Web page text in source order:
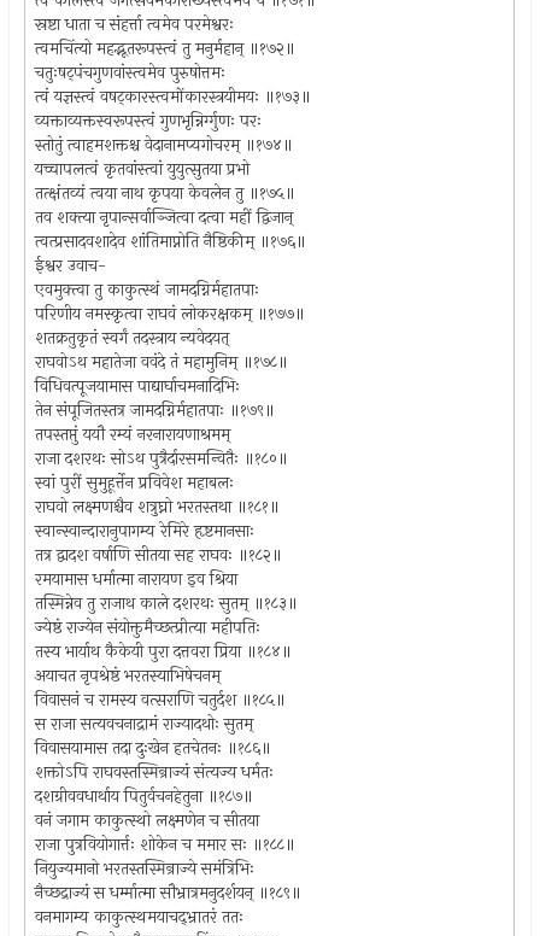
स्रष्टा धाता च संहर्त्ता त्वमेव परमेश्वरः
त्वमचिंत्यो महद्भूतरूपस्त्वं तु मनुर्महान् ॥१७२॥
चतुःषट्पंचगुणवांस्त्वमेव पुरुषोत्तमः
त्वं यज्ञस्त्वं वषट्कारस्त्वमोंकारस्त्रयीमयः ॥१७३॥
व्यक्ताव्यक्तस्वरूपस्त्वं गुणभृन्निर्ग्गुणः परः
स्तोतुं त्वाहमशक्तश्च वेदानामप्यगोचरम् ॥१७४॥
यच्चापलत्वं कृतवांस्त्वां युयुत्सुतया प्रभो
तत्क्षंतव्यं त्वया नाथ कृपया केवलेन तु ॥१७५॥
तव शक्त्या नृपान्सर्वाञ्जित्वा दत्वा महीं द्विजान्
त्वत्प्रसादवशादेव शांतिमाप्नोति नैष्ठिकीम् ॥१७६॥
ईश्वर उवाच-
एवमुक्त्वा तु काकुत्स्थं जामदग्निर्महातपाः
परिणीय नमस्कृत्वा राघवं लोकरक्षकम् ॥१७७॥
शतक्रतुकृतं स्वर्गं तदस्त्राय न्यवेदयत्
राघवोऽथ महातेजा ववंदे तं महामुनिम् ॥१७८॥
विधिवत्पूजयामास पाद्यार्घाचमनादिभिः
तेन संपूजितस्तत्र जामदग्निर्महातपाः ॥१७९॥
तपस्तप्तुं ययौ रम्यं नरनारायणाश्रमम्
राजा दशरथः सोऽथ पुत्रैर्दारसमन्वितैः ॥१८०॥
स्वां पुरीं सुमुहूर्त्तेन प्रविवेश महाबलः
राघवो लक्ष्मणश्चैव शत्रुघ्नो भरतस्तथा ॥१८१॥
स्वान्स्वान्दारानुपागम्य रेमिरे हृष्टमानसाः
तत्र द्वादश वर्षाणि सीतया सह राघवः ॥१८२॥
रमयामास धर्मात्मा नारायण इव श्रिया
तस्मिन्नेव तु राजाथ काले दशरथः सुतम् ॥१८३॥
ज्येष्ठं राज्येन संयोक्तुमैच्छत्प्रीत्या महीपतिः
तस्य भार्याथ कैकेयी पुरा दत्तवरा प्रिया ॥१८४॥
अयाचत नृपश्रेष्ठं भरतस्याभिषेचनम्
विवासनं च रामस्य वत्सराणि चतुर्दश ॥१८५॥
स राजा सत्यवचनाद्रामं राज्यादथोः सुतम्
विवासयामास तदा दुःखेन हतचेतनः ॥१८६॥
शक्तोऽपि राघवस्तस्मिन्राज्यं संत्यज्य धर्मतः
दशग्रीववधार्थाय पितुर्वचनहेतुना ॥१८७॥
वनं जगाम काकुत्स्थो लक्ष्मणेन च सीतया
राजा पुत्रवियोगार्त्तः शोकेन च ममार सः ॥१८८॥
नियुज्यमानो भरतस्तस्मिन्राज्ये समंत्रिभिः
नैच्छद्राज्यं स धर्म्मात्मा सौभ्रात्रमनुदर्शयन् ॥१८९॥
वनमागम्य काकुत्स्थमयाचद्भ्रातरं ततः